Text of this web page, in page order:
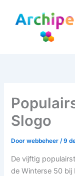
Slogo
Doorwebbeheer/9
De vijftig
de Winterse 50 bij